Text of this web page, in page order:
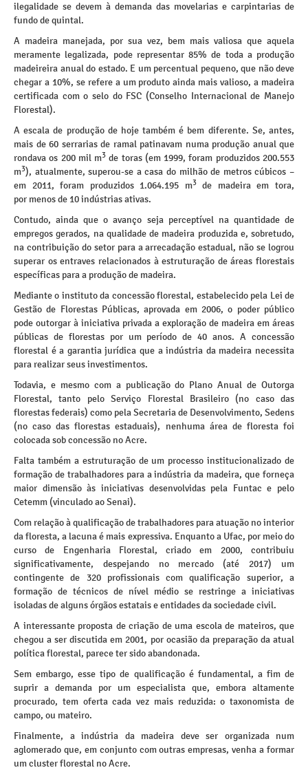
ilegalidade se devem à demanda das movelarias e carpintarias de
fundo de quintal.
A madeira manejada, por sua vez, bem mais valiosa que aquela
meramente legalizada, pode representar 85% de toda a produção
madeireira anual do estado. E um percentual pequeno, que não deve
chegar a 10%, se refere a um produto ainda mais valioso, a madeira
certificada com o selo do FSC (Conselho Internacional de Manejo
Florestal).
A escala de produção de hoje também é bem diferente. Se, antes,
mais de 60 serrarias de ramal patinavam numa produção anual que
rondava os 200 mil m3 de toras (em 1999, foram produzidos 200.553
m3), atualmente, superou-se a casa do milhão de metros cúbicos –
em 2011, foram produzidos 1.064.195 m3de madeira em tora,
por menos de 10 indústrias ativas.
Contudo, ainda que o avanço seja perceptível na quantidade de
empregos gerados, na qualidade de madeira produzida e, sobretudo,
na contribuição do setor para a arrecadação estadual, não se logrou
superar os entraves relacionados à estruturação de áreas florestais
específicas para a produção de madeira.
Mediante o instituto da concessão florestal, estabelecido pela Lei de
Gestão de Florestas Públicas, aprovada em 2006, o poder público
pode outorgar à iniciativa privada a exploração de madeira em áreas
públicas de florestas por um período de 40 anos. A concessão
florestal é a garantia jurídica que a indústria da madeira necessita
para realizar seus investimentos.
Todavia, e mesmo com a publicação do Plano Anual de Outorga
Florestal, tanto pelo Serviço Florestal Brasileiro (no caso das
florestas federais) como pela Secretaria de Desenvolvimento, Sedens
(no caso das florestas estaduais), nenhuma área de floresta foi
colocada sob concessão no Acre.
Falta também a estruturação de um processo institucionalizado de
formação de trabalhadores para a indústria da madeira, que forneça
maior dimensão às iniciativas desenvolvidas pela Funtac e pelo
Cetemm (vinculado ao Senai).
Com relação à qualificação de trabalhadores para atuação no interior
da floresta, a lacuna é mais expressiva. Enquanto a Ufac, por meio do
curso de Engenharia Florestal, criado em 2000, contribuiu
significativamente, despejando no mercado (até 2017) um
contingente de 320 profissionais com qualificação superior, a
formação de técnicos de nível médio se restringe a iniciativas
isoladas de alguns órgãos estatais e entidades da sociedade civil.
A interessante proposta de criação de uma escola de mateiros, que
chegou a ser discutida em 2001, por ocasião da preparação da atual
política florestal, parece ter sido abandonada.
Sem embargo, esse tipo de qualificação é fundamental, a fim de
suprir a demanda por um especialista que, embora altamente
procurado, tem oferta cada vez mais reduzida: o taxonomista de
campo, ou mateiro.
Finalmente, a indústria da madeira deve ser organizada num
aglomerado que, em conjunto com outras empresas, venha a formar
um cluster florestal no Acre.